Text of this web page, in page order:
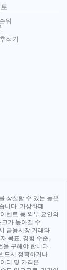
위
적기
상실할 수 있는 높은
니다. 가상화폐
벤트 등 외부 요인의
가 높아질 수
금융시장 거래와
목표, 경험 수준,
을 구해야 합니다.
드시 정확하거나
터 및 가격은